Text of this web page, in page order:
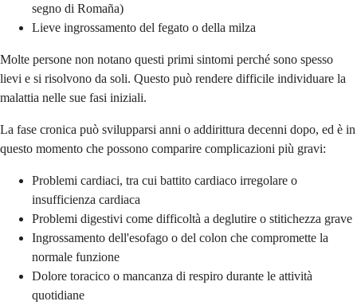
segno di Romaña)
Lieve ingrossamento del fegato o della milza
Molte persone non notano questi primi sintomi perché sono spesso
lievi e si risolvono da soli. Questo può rendere difficile individuare la
malattia nelle sue fasi iniziali.
La fase cronica può svilupparsi anni o addirittura decenni dopo, ed è in
questo momento che possono comparire complicazioni più gravi:
Problemi cardiaci, tra cui battito cardiaco irregolare o
insufficienza cardiaca
Problemi digestivi come difficoltà a deglutire o stitichezza grave
Ingrossamento dell'esofago o del colon che compromette la
normale funzione
Dolore toracico o mancanza di respiro durante le attività
quotidiane